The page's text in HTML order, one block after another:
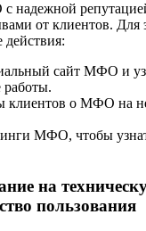
надежной
от клиентов. Для
сайт МФО и
работы.
клиентов о МФО на
МФО, чтобы
на
пользования